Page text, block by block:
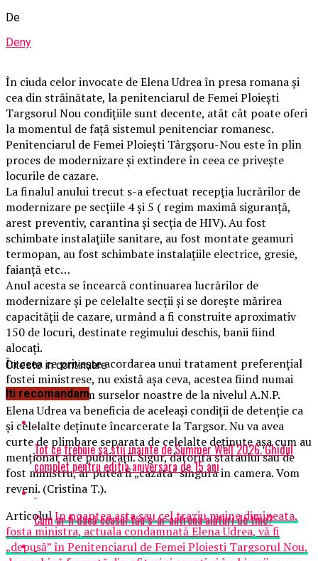
De
Deny
În ciuda celor invocate de Elena Udrea în presa romana și
cea din străinătate, la penitenciarul de Femei Ploiești
Targsorul Nou condițiile sunt decente, atât cât poate oferi
la momentul de față sistemul penitenciar romanesc.
Penitenciarul de Femei Ploiești Târgșoru-Nou este în plin
proces de modernizare și extindere în ceea ce privește
locurile de cazare.
La finalul anului trecut s-a efectuat recepția lucrărilor de
modernizare pe secțiile 4 și 5 ( regim maximă siguranță,
arest preventiv, carantina și secția de HIV). Au fost
schimbate instalațiile sanitare, au fost montate geamuri
termopan, au fost schimbate instalațiile electrice, gresie,
faianță etc…
Anul acesta se încearcă continuarea lucrărilor de
modernizare și pe celelalte secții și se dorește mărirea
capacității de cazare, urmând a fi construite aproximativ
150 de locuri, destinate regimului deschis, banii fiind
alocați.
În ceea ce privește acordarea unui tratament preferențial
fostei ministrese, nu există așa ceva, acestea fiind numai
zvonuri, conform surselor noastre de la nivelul A.N.P.
Elena Udrea va beneficia de aceleași condiții de detenție ca
și celelalte deținute încarcerate la Targsor. Nu va avea
curte de plimbare separata de celelalte deținute așa cum au
menționat alte publicații. Sigur, datorita stataului sau de
fost ministru, ar putea fi „cazata” singura in camera. Vom
reveni. (Cristina T.).
ArticolulIn noaptea asta sau cel traziu maine dimineata,
fosta ministra, actuala condamnată Elena Udrea, vă fi
„depusă” în Penitenciarul de Femei Ploiești Targsorul Nou,
Citeste in continuare
Iti recomandam
Tot ce trebuie sa stii inainte de Summer Well 2026. Ghidul
complet pentru editia aniversara de 15 ani
Cum ar fi dacă ceasul tău s-ar antrena alături de tine?